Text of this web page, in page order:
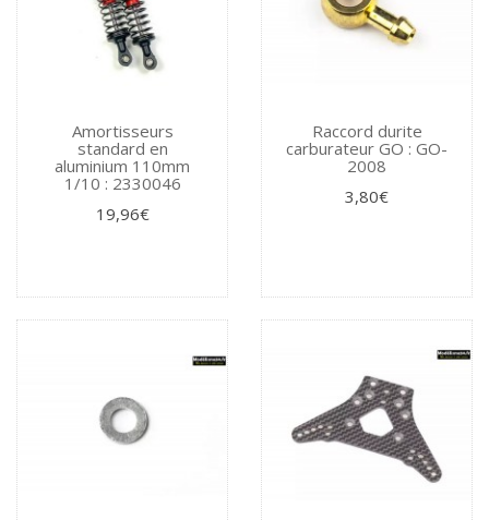
Amortisseurs
standard en
aluminium 110mm
1/10 : 2330046
19,96€
Raccord durite
carburateur GO : GO-
2008
3,80€